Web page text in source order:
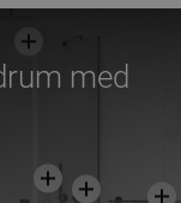
med